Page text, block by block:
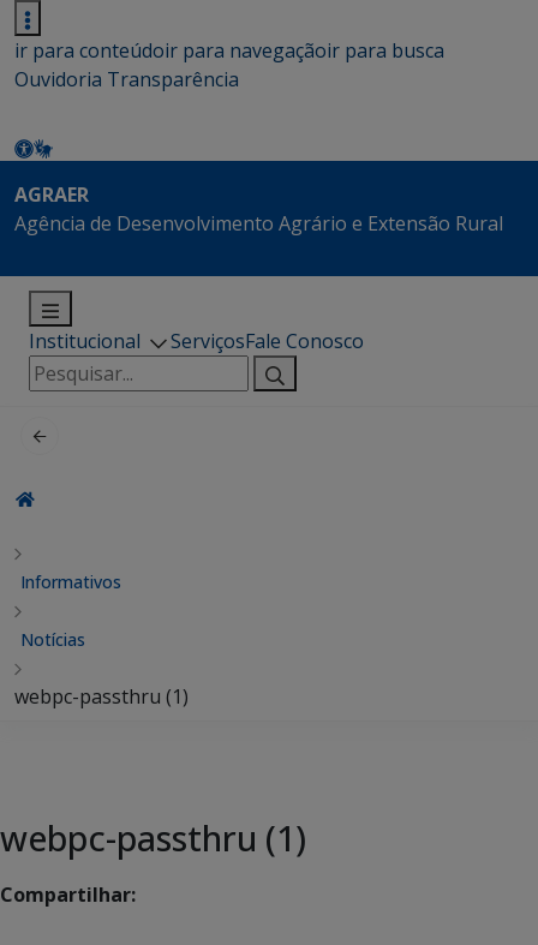
ir para conteúdoir para navegaçãoir para busca
Ouvidoria Transparência
AGRAER
Agência de Desenvolvimento Agrário e Extensão Rural
Institucional ServiçosFale Conosco
Pesquisar
por:
Informativos
Notícias
webpc-passthru (1)
webpc-passthru (1)
Compartilhar: